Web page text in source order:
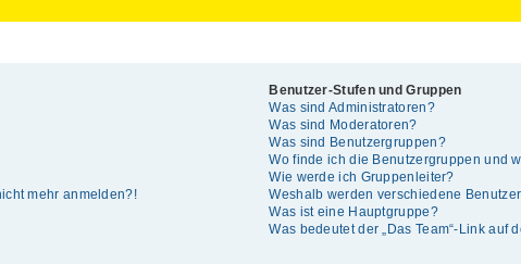
mehr anmelden?!
Benutzer-Stufen und Gruppen
Was sind Administratoren?
Was sind Moderatoren?
Was sind Benutzergruppen?
Wo finde ich die Benutzergruppen und
Wie werde ich Gruppenleiter?
Weshalb werden verschiedene
Was ist eine Hauptgruppe?
Was bedeutet der „Das Team“-Link auf